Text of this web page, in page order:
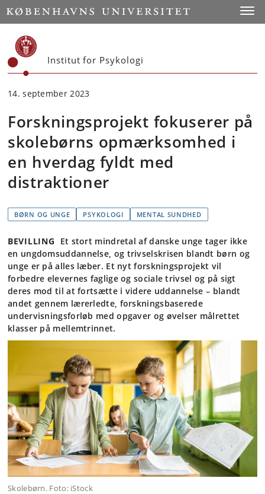
Start
Institut for Psykologi
14. september 2023
Forskningsprojekt fokuserer på
skolebørns opmærksomhed i
en hverdag fyldt med
distraktioner
BØRN OG UNGE PSYKOLOGI MENTAL SUNDHED
BEVILLING
Et stort mindretal af danske unge tager ikke
en ungdomsuddannelse, og trivselskrisen blandt børn og
unge er på alles læber. Et nyt forskningsprojekt vil
forbedre elevernes faglige og sociale trivsel og på sigt
deres mod til at fortsætte i videre uddannelse – blandt
andet gennem lærerledte, forskningsbaserede
undervisningsforløb med opgaver og øvelser målrettet
klasser på mellemtrinnet.
Skolebørn. Foto: iStock